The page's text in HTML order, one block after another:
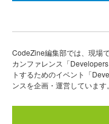
CodeZine編集部では、現場
カンファレンス「
トするためのイベント「
ンスを企画・運営しています。